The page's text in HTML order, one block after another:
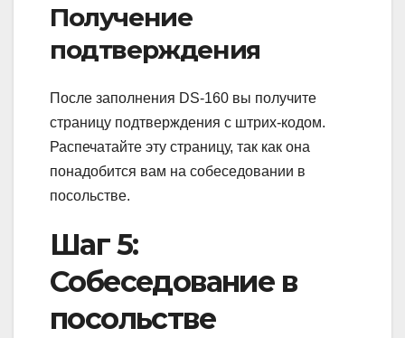
Получение
подтверждения
После заполнения DS-160 вы получите
страницу подтверждения с штрих-кодом.
Распечатайте эту страницу, так как она
понадобится вам на собеседовании в
посольстве.
Шаг 5:
Собеседование в
посольстве